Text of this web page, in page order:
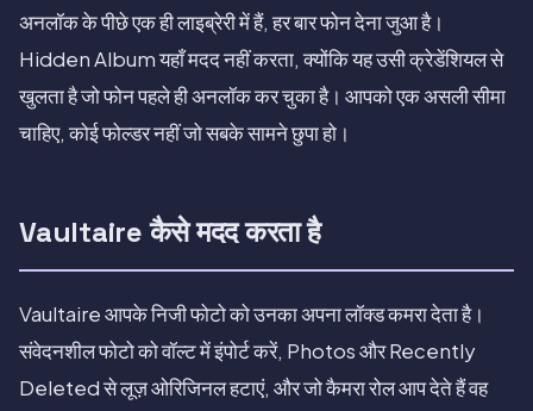
अनलॉक के पीछे एक ही लाइब्रेरी में हैं, हर बार फोन देना जुआ है।
Hidden Album यहाँ मदद नहीं करता, क्योंकि यह उसी क्रेडेंशियल से
खुलता है जो फोन पहले ही अनलॉक कर चुका है। आपको एक असली सीमा
चाहिए, कोई फोल्डर नहीं जो सबके सामने छुपा हो।
Vaultaire कैसे मदद करता है
Vaultaire आपके निजी फोटो को उनका अपना लॉक्ड कमरा देता है।
संवेदनशील फोटो को वॉल्ट में इंपोर्ट करें, Photos और Recently
Deleted से लूज़ ओरिजिनल हटाएं, और जो कैमरा रोल आप देते हैं वह